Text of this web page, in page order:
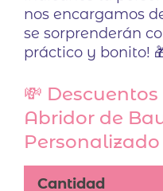
nos encargamos
se sorprenderán
práctico y bonito!
💸
Abridor de
Personalizado
Cantidad